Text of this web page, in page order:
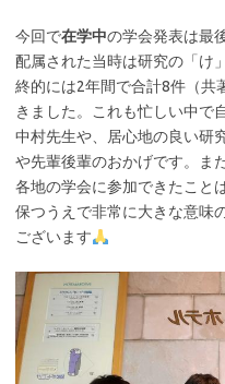
今回で在学中の学会発表は最
配属された当時は研究の「け
終的には2年間で合計8件（共
きました。これも忙しい中で
中村先生や、居心地の良い研
や先輩後輩のおかげです。ま
各地の学会に参加できたこと
保つうえで非常に大きな意味
ございます